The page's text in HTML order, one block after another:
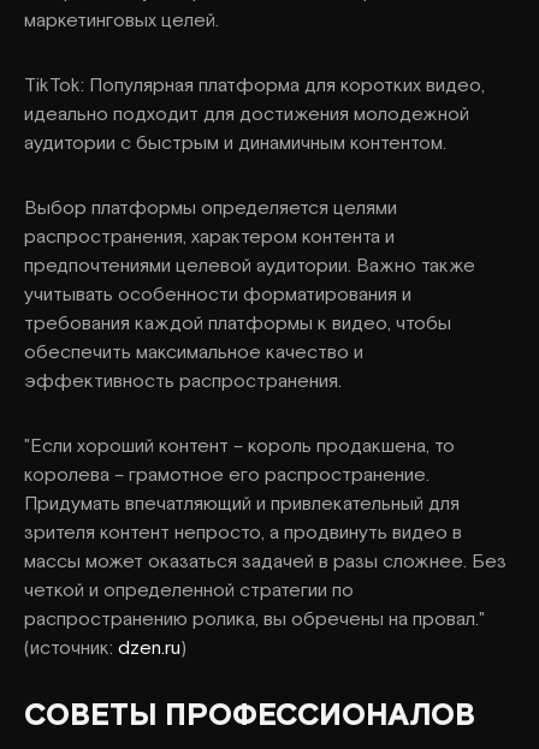
маркетинговых целей.
TikTok: Популярная платформа для коротких видео,
идеально подходит для достижения молодежной
аудитории с быстрым и динамичным контентом.
Выбор платформы определяется целями
распространения, характером контента и
предпочтениями целевой аудитории. Важно также
учитывать особенности форматирования и
требования каждой платформы к видео, чтобы
обеспечить максимальное качество и
эффективность распространения.
"Если хороший контент – король продакшена, то
королева – грамотное его распространение.
Придумать впечатляющий и привлекательный для
зрителя контент непросто, а продвинуть видео в
массы может оказаться задачей в разы сложнее. Без
четкой и определенной стратегии по
распространению ролика, вы обречены на провал."
(источник: dzen.ru)
СОВЕТЫ ПРОФЕССИОНАЛОВ